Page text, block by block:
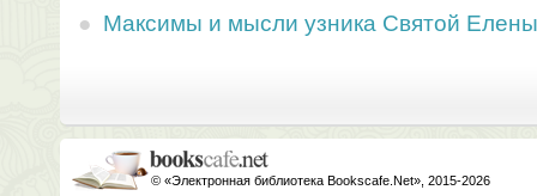
Максимы и мысли узника Святой Елены
© «Электронная библиотека Bookscafe.Net», 2015-2026